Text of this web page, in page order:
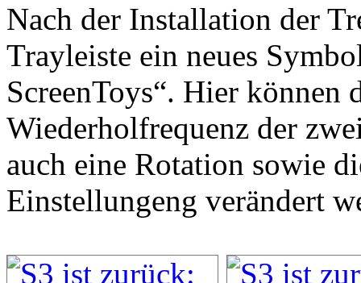
Nach der Installation der
Trayleiste ein neues
ScreenToys“. Hier
Wiederholfrequenz der
auch eine Rotation sowie
Einstellungeng verändert